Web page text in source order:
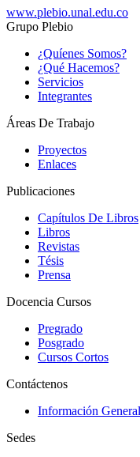
www.plebio.unal.edu.co
Grupo Plebio
¿Quíenes Somos?
¿Qué Hacemos?
Servicios
Integrantes
Áreas De Trabajo
Proyectos
Enlaces
Publicaciones
Capítulos De Libros
Libros
Revistas
Tésis
Prensa
Docencia Cursos
Pregrado
Posgrado
Cursos Cortos
Contáctenos
Información General
Sedes